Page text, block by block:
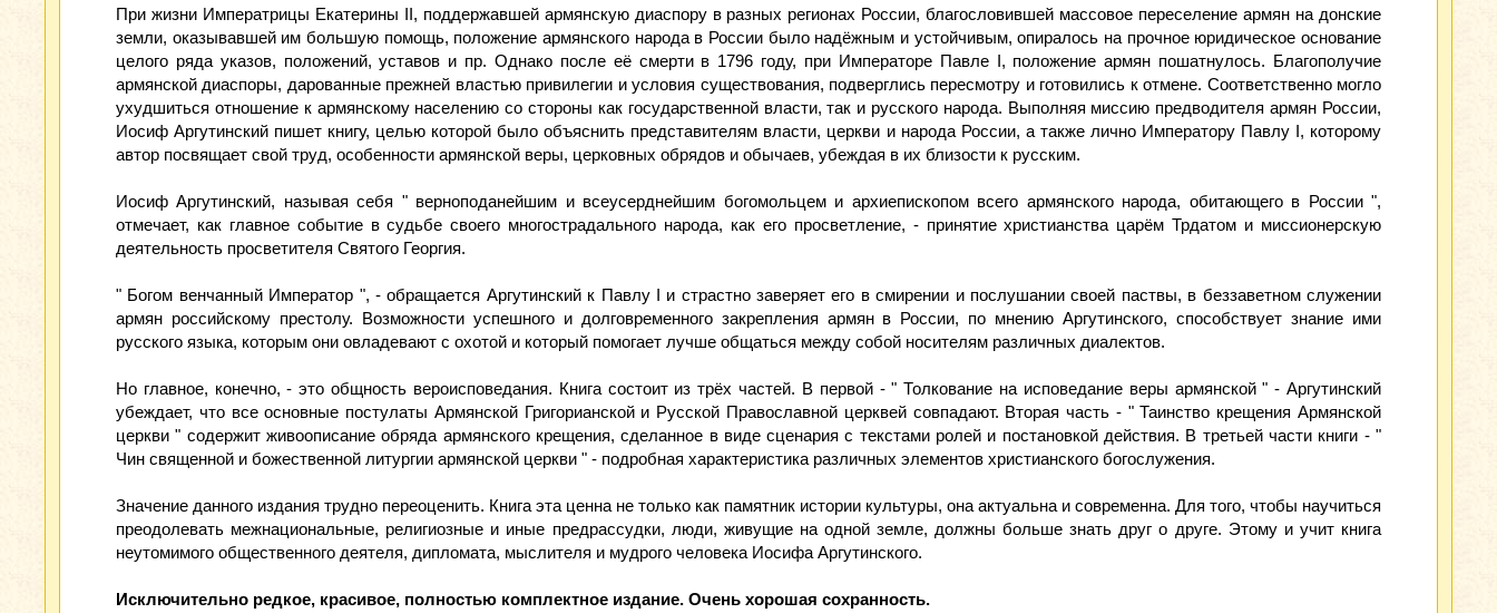
При жизни Императрицы Екатерины II, поддержавшей армянскую диаспору в разных регионах России, благословившей массовое переселение армян на донские
земли, оказывавшей им большую помощь, положение армянского народа в России было надёжным и устойчивым, опиралось на прочное юридическое основание
целого ряда указов, положений, уставов и пр. Однако после её смерти в 1796 году, при Императоре Павле I, положение армян пошатнулось. Благополучие
армянской диаспоры, дарованные прежней властью привилегии и условия существования, подверглись пересмотру и готовились к отмене. Соответственно могло
ухудшиться отношение к армянскому населению со стороны как государственной власти, так и русского народа. Выполняя миссию предводителя армян России,
Иосиф Аргутинский пишет книгу, целью которой было объяснить представителям власти, церкви и народа России, а также лично Императору Павлу I, которому
автор посвящает свой труд, особенности армянской веры, церковных обрядов и обычаев, убеждая в их близости к русским.
Иосиф Аргутинский, называя себя " верноподанейшим и всеусерднейшим богомольцем и архиепископом всего армянского народа, обитающего в России ",
отмечает, как главное событие в судьбе своего многострадального народа, как его просветление, - принятие христианства царём Трдатом и миссионерскую
деятельность просветителя Святого Георгия.
" Богом венчанный Император ", - обращается Аргутинский к Павлу I и страстно заверяет его в смирении и послушании своей паствы, в беззаветном служении
армян российскому престолу. Возможности успешного и долговременного закрепления армян в России, по мнению Аргутинского, способствует знание ими
русского языка, которым они овладевают с охотой и который помогает лучше общаться между собой носителям различных диалектов.
Но главное, конечно, - это общность вероисповедания. Книга состоит из трёх частей. В первой - " Толкование на исповедание веры армянской " - Аргутинский
убеждает, что все основные постулаты Армянской Григорианской и Русской Православной церквей совпадают. Вторая часть - " Таинство крещения Армянской
церкви " содержит живоописание обряда армянского крещения, сделанное в виде сценария с текстами ролей и постановкой действия. В третьей части книги - "
Чин священной и божественной литургии армянской церкви " - подробная характеристика различных элементов христианского богослужения.
Значение данного издания трудно переоценить. Книга эта ценна не только как памятник истории культуры, она актуальна и современна. Для того, чтобы научиться
преодолевать межнациональные, религиозные и иные предрассудки, люди, живущие на одной земле, должны больше знать друг о друге. Этому и учит книга
неутомимого общественного деятеля, дипломата, мыслителя и мудрого человека Иосифа Аргутинского.
Исключительно редкое, красивое, полностью комплектное издание. Очень хорошая сохранность.